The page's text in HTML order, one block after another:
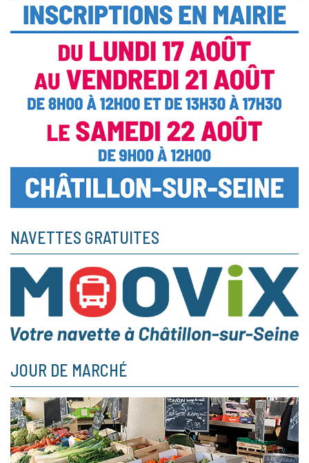
NAVETTES GRATUITES
JOUR DE MARCHÉ